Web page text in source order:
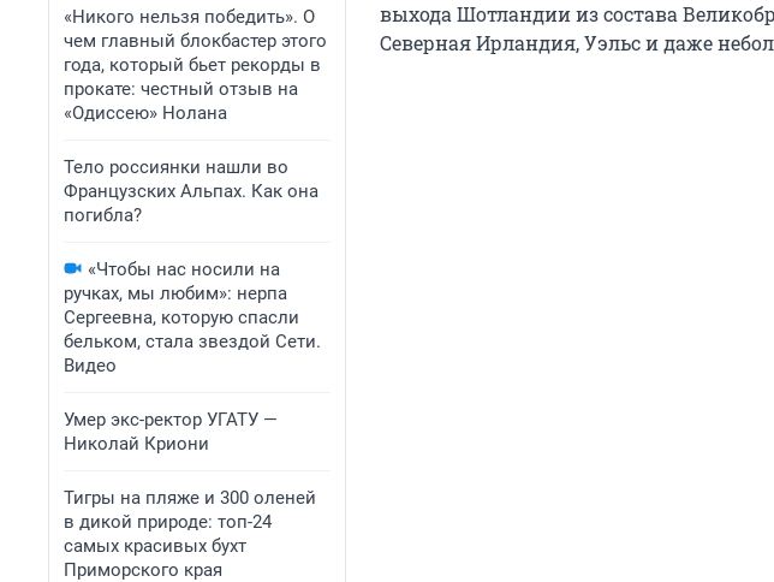
«Никого нельзя победить». О
чем главный блокбастер этого
года, который бьет рекорды в
прокате: честный отзыв на
«Одиссею» Нолана
Тело россиянки нашли во
Французских Альпах. Как она
погибла?
«Чтобы нас носили на
ручках, мы любим»: нерпа
Сергеевна, которую спасли
бельком, стала звездой Сети.
Видео
Умер экс-ректор УГАТУ —
Николай Криони
Тигры на пляже и 300 оленей
в дикой природе: топ-24
самых красивых бухт
Приморского края
выхода Шотландии из состава
Северная Ирландия, Уэльс и даже